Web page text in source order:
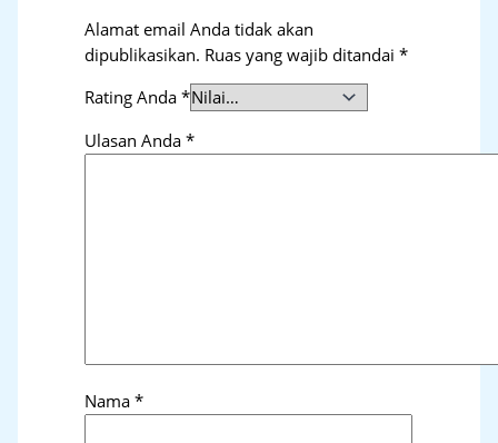
Alamat email Anda tidak akan
dipublikasikan. Ruas yang wajib ditandai*
Rating Anda*
Ulasan Anda*
Nama*